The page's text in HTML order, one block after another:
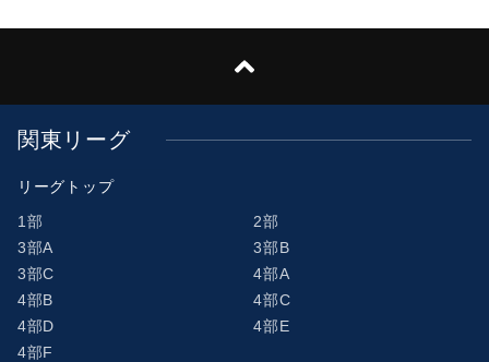
関東リーグ
リーグトップ
1部
2部
3部A
3部B
3部C
4部A
4部B
4部C
4部D
4部E
4部F